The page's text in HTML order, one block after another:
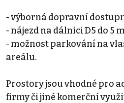
- výborná dopravní
- nájezd na dálnici D5 do 5
- možnost parkování na
areálu.
Prostory jsou vhodné pro
firmy či jiné komerční